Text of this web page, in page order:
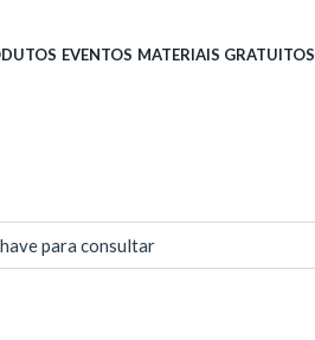
EVENTOS MATERIAIS GRATUITOS
para consultar